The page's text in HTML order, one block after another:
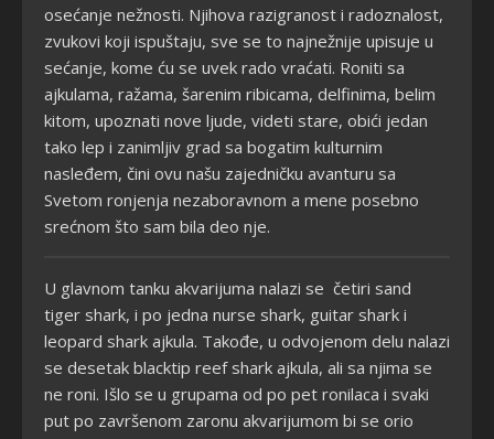
osećanje nežnosti. Njihova razigranost i radoznalost,
zvukovi koji ispuštaju, sve se to najnežnije upisuje u
sećanje, kome ću se uvek rado vraćati. Roniti sa
ajkulama, ražama, šarenim ribicama, delfinima, belim
kitom, upoznati nove ljude, videti stare, obići jedan
tako lep i zanimljiv grad sa bogatim kulturnim
nasleđem, čini ovu našu zajedničku avanturu sa
Svetom ronjenja nezaboravnom a mene posebno
srećnom što sam bila deo nje.
U glavnom tanku akvarijuma nalazi se četiri sand
tiger shark, i po jedna nurse shark, guitar shark i
leopard shark ajkula. Takođe, u odvojenom delu nalazi
se desetak blacktip reef shark ajkula, ali sa njima se
ne roni. Išlo se u grupama od po pet ronilaca i svaki
put po završenom zaronu akvarijumom bi se orio